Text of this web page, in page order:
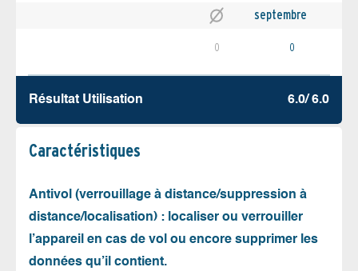
septembre
0 0
Résultat Utilisation 6.0/ 6.0
Caractéristiques
Antivol (verrouillage à distance/suppression à
distance/localisation) : localiser ou verrouiller
l’appareil en cas de vol ou encore supprimer les
données qu’il contient.